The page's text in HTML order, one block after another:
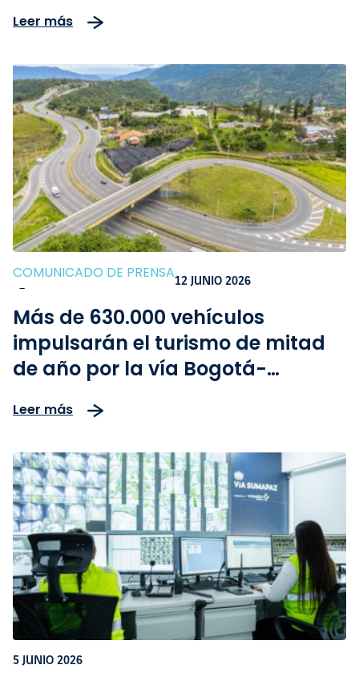
más importantes del año
Leer más
COMUNICADO DE PRENSA
-
12 JUNIO 2026
Más de 630.000 vehículos
impulsarán el turismo de mitad
de año por la vía Bogotá-
Leer más
5 JUNIO 2026